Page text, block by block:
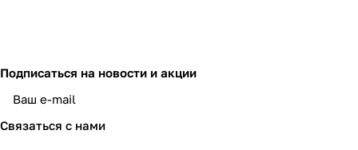
Подписаться на новости и акции
Связаться с нами